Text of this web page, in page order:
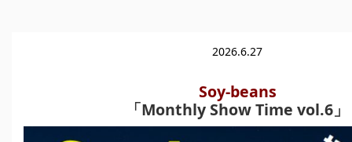
2026.6.27
Soy-beans
「Monthly Show Time vol.6」